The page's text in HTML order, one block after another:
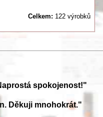
Celkem: 122 výrobků
spokojenost!"
Děkuji mnohokrát."